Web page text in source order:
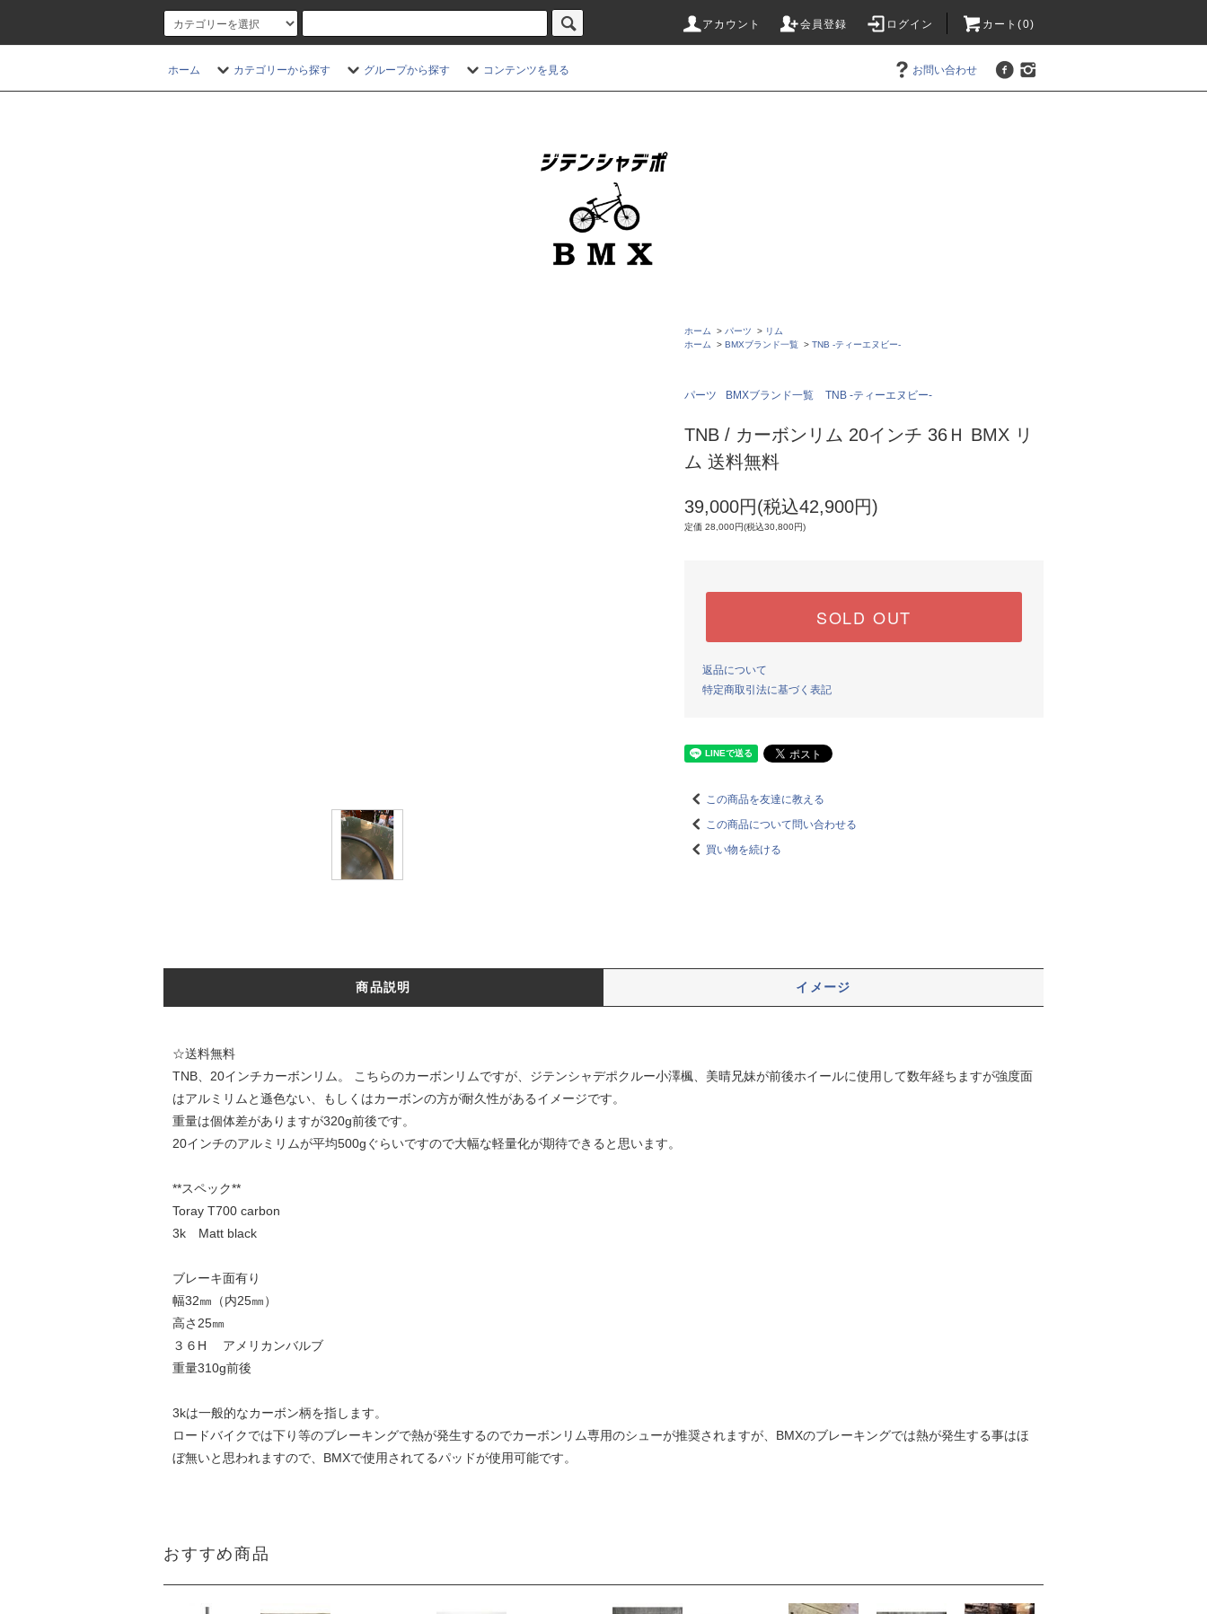
アカウント 会員登録 ログイン カート(0)
ホーム カテゴリーから探す グループから探す コンテンツを見る お問い合わせ
ホーム > パーツ > リム
ホーム
> BMXブランド一覧 > TNB -ティーエヌビー-
パーツ BMXブランド一覧 TNB -ティーエヌビー-
TNB / カーボンリム 20インチ 36Ｈ BMX リ
ム 送料無料
39,000円(税込42,900円)
定価 28,000円(税込30,800円)
SOLD OUT
返品について
特定商取引法に基づく表記
この商品を友達に教える
この商品について問い合わせる
買い物を続ける
商品説明 イメージ
☆送料無料
TNB、20インチカーボンリム。 こちらのカーボンリムですが、ジテンシャデポクルー小澤楓、美晴兄妹が前後ホイールに使用して数年経ちますが強度面
はアルミリムと遜色ない、もしくはカーボンの方が耐久性があるイメージです。
重量は個体差がありますが320g前後です。
20インチのアルミリムが平均500gぐらいですので大幅な軽量化が期待できると思います。
**スペック**
Toray T700 carbon
3k Matt black
ブレーキ面有り
幅32㎜（内25㎜）
高さ25㎜
３６H アメリカンバルブ
重量310g前後
3kは一般的なカーボン柄を指します。
ロードバイクでは下り等のブレーキングで熱が発生するのでカーボンリム専用のシューが推奨されますが、BMXのブレーキングでは熱が発生する事はほ
ぼ無いと思われますので、BMXで使用されてるパッドが使用可能です。
おすすめ商品